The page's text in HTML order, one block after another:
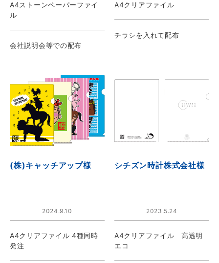
A4ストーンペーパーファイ
ル
会社説明会等での配布
A4クリアファイル
チラシを入れて配布
(株)キャッチアップ様
2024.9.10
A4クリアファイル 4種同時
発注
シチズン時計株式会社様
2023.5.24
A4クリアファイル 高透明
エコ